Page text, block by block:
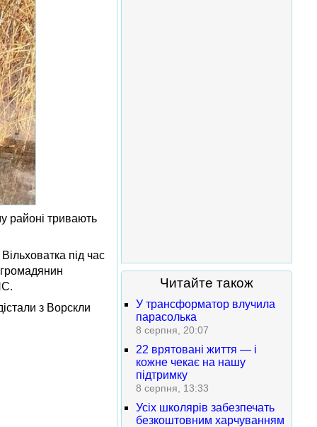
районі тривають
під час
з Ворскли
Читайте також
У трансформатор влучила
парасолька
8 серпня, 20:07
22 врятовані життя — і
кожне чекає на нашу
підтримку
8 серпня, 13:33
Усіх школярів забезпечать
безкоштовним харчуванням